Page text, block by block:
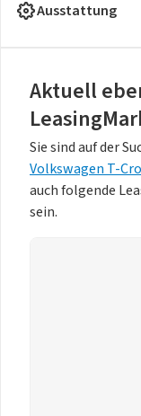
Ausstattung
Aktuell
Sie sind auf der
Volkswagen T-
auch folgende
sein.